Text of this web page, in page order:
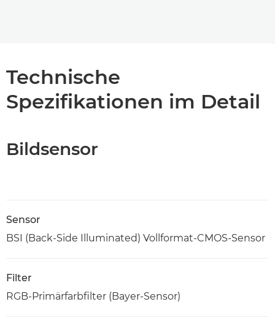
Technische
Spezifikationen im Detail
Bildsensor
Sensor
BSI (Back-Side Illuminated) Vollformat-CMOS-Sensor
Filter
RGB-Primärfarbfilter (Bayer-Sensor)